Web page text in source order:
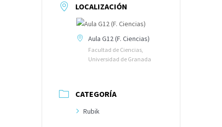
LOCALIZACIÓN
Aula G12 (F. Ciencias)
Facultad de Ciencias,
Universidad de Granada
CATEGORÍA
Rubik